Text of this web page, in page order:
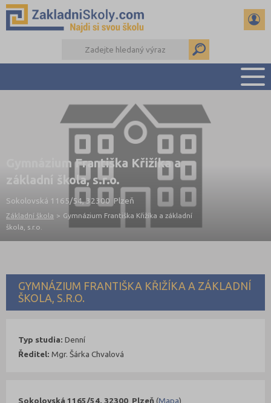
PŘEHLED ŠKOL
PŘIJÍMAČKY NA SŠ
RADY A ČLÁNKY
ČTENÁŘSKÝ DENÍK
DALŠÍ DRUHY ŠKOL
Gymnázium Františka Křižíka a
základní škola, s.r.o.
Sokolovská 1165/54, 32300 Plzeň
Základní škola > Gymnázium Františka Křižíka a základní
škola, s.r.o.
GYMNÁZIUM FRANTIŠKA KŘIŽÍKA A ZÁKLADNÍ
ŠKOLA, S.R.O.
Sokolovská 1165/54, 32300 Plzeň (Mapa)
Typ studia: Denní
Ředitel: Mgr. Šárka Chvalová